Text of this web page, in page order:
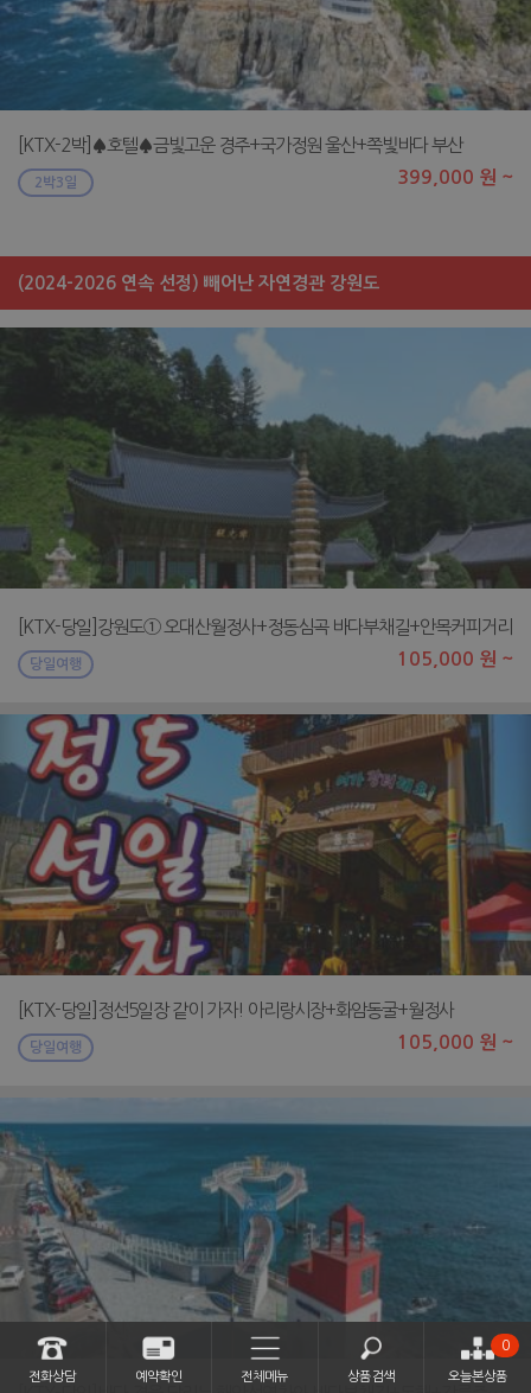
[KTX-2박]♠호텔♠금빛고운 경주+국가정원 울산+쪽빛바다 부산
2박3일 399,000 원 ~
(2024-2026 연속 선정) 빼어난 자연경관 강원도
[KTX-당일]강원도① 오대산월정사+정동심곡 바다부채길+안목커피거리
당일여행 105,000 원 ~
[KTX-당일]정선5일장 같이 가자! 아리랑시장+화암동굴+월정사
당일여행 105,000 원 ~
전화상담 예약확인 전체메뉴 상품검색 오늘본상품
0